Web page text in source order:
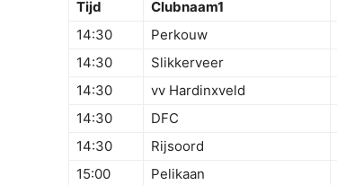
Tijd Clubnaam1
14:30
Perkouw
14:30
Slikkerveer
14:30
vv Hardinxveld
14:30
DFC
14:30
Rijsoord
15:00
Pelikaan